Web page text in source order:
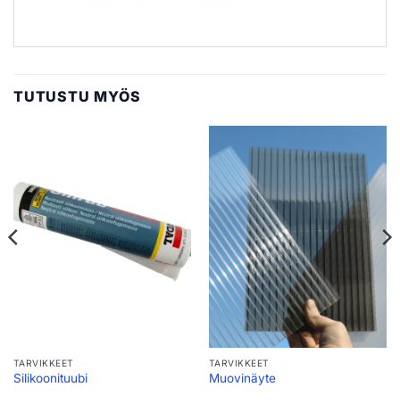
TUTUSTU MYÖS
TARVIKKEET
Silikoonituubi
TARVIKKEET
Muovinäyte